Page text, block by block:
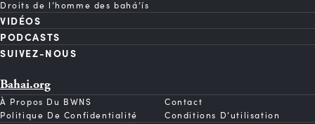
Droits de l’homme des bahá’ís
VIDÉOS
PODCASTS
SUIVEZ-NOUS
Bahai.org
À Propos Du BWNS
Contact
Politique De Confidentialité
Conditions D’utilisation